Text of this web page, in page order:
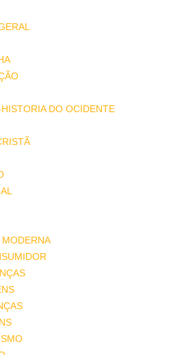
DO OCIDENTE
MODERNA